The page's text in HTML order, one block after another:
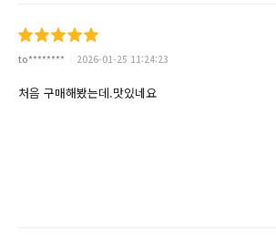
to******** 2026-01-25 11:24:23
처음 구매해봤는데.맛있네요